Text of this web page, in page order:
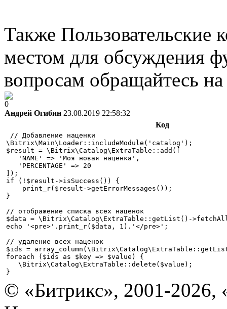
Также Пользовательские
местом для обсуждения
вопросам обращайтесь
0
Андрей Огибин 23.08.2019 22:58:32
Код
// Добавление наценки
\Bitrix\Main\Loader::includeModule('catalog');
$result = \Bitrix\Catalog\ExtraTable::add([
'NAME' => 'Моя новая наценка',
'PERCENTAGE' => 20
]);
if (!$result->isSuccess()) {
print_r($result->getErrorMessages());
}
// отображение списка всех наценок
$data = \Bitrix\Catalog\ExtraTable::getList()-
echo '<pre>'.print_r($data, 1).'</pre>';
// удаление всех наценок
$ids =
foreach ($ids as $key => $value) {
\Bitrix\Catalog\ExtraTable::delete($value);
© «Битрикс», 2001-2026,